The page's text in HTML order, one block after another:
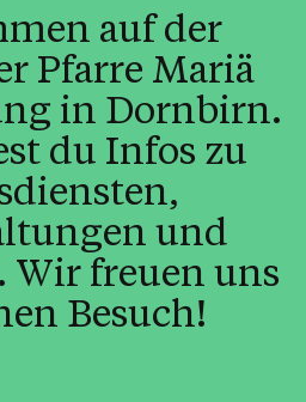
auf der
Pfarre Mariä
in Dornbirn.
du Infos zu
und
Wir freuen uns
Besuch!